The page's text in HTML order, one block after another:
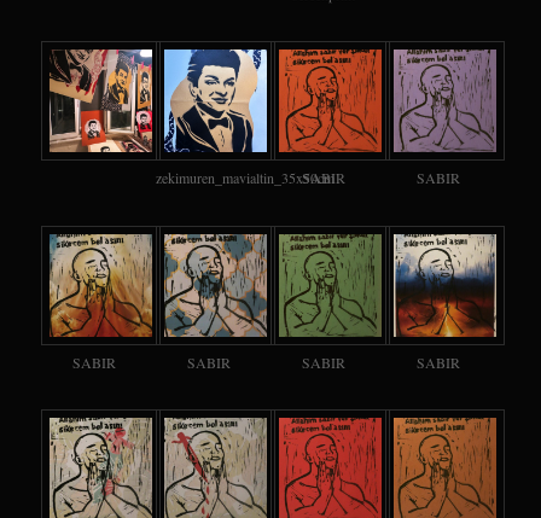
zekimuren_mavialtin_35x50cm
SABIR SABIR
SABIR SABIR SABIR SABIR